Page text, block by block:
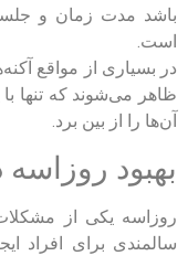
باشد مدت زمان و
است.
در بسیاری از مواقع
ظاهر می‌شوند که تنها
آن‌ها را از بین برد.
بهبود
روزاسه یکی از
سالمندی برای افراد